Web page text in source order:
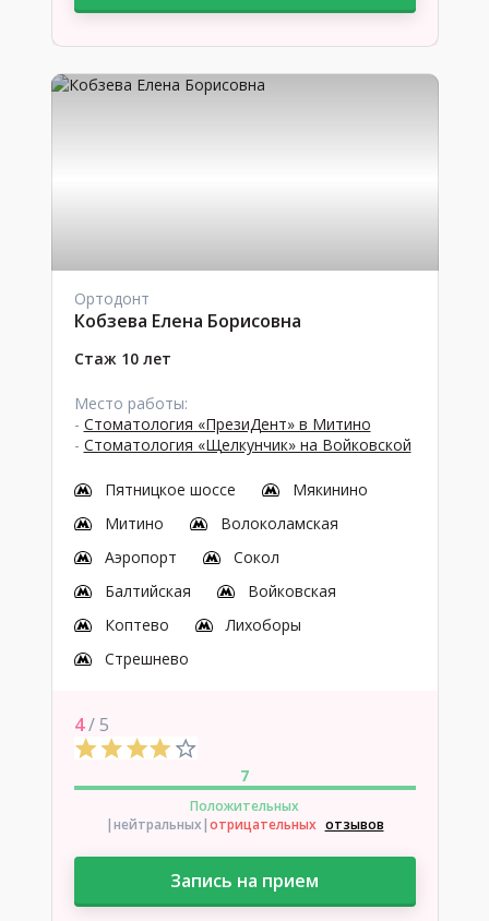
Ортодонт
Кобзева Елена Борисовна
Стаж 10 лет
Место работы:
- Стоматология «ПрезиДент» в Митино
- Стоматология «Щелкунчик» на Войковской
Пятницкое шоссе
Мякинино
Митино
Волоколамская
Аэропорт
Сокол
Балтийская
Войковская
Коптево
Лихоборы
Стрешнево
4/ 5
7
Положительных
|нейтральных|отрицательных отзывов
Запись на прием